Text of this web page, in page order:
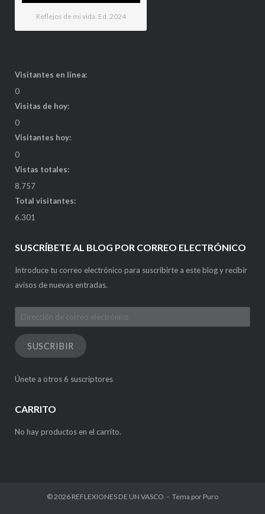
Reflejos de mi vida. Ed. 2024
Visitantes en línea:
0
Visitas de hoy:
0
Visitantes hoy:
0
Vistas totales:
8.757
Total visitantes:
6.301
SUSCRÍBETE AL BLOG POR CORREO ELECTRÓNICO
Introduce tu correo electrónico para suscribirte a este blog y recibir
avisos de nuevas entradas.
Dirección
de
correo
electrónico
SUSCRIBIR
Únete a otros 6 suscriptores
CARRITO
No hay productos en el carrito.
© 2026 REFLEXIONES DE UN VASCO Tema por Puro